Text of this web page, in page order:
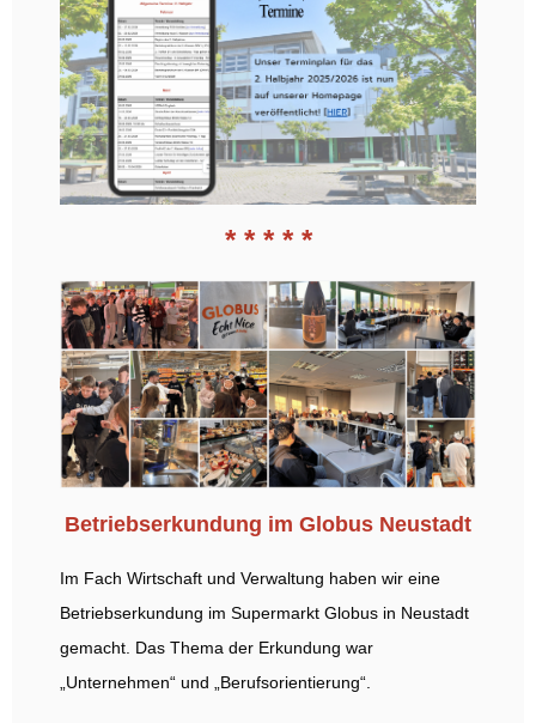
* * * * *
Betriebserkundung im Globus Neustadt
Im Fach Wirtschaft und Verwaltung haben wir eine
Betriebserkundung im Supermarkt Globus in Neustadt
gemacht. Das Thema der Erkundung war
„Unternehmen“ und „Berufsorientierung“.